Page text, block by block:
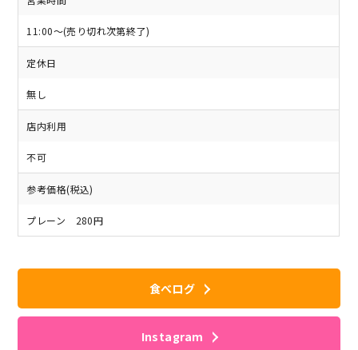
11:00～(売り切れ次第終了)
定休日
無し
店内利用
不可
参考価格(税込)
プレーン 280円
食べログ
Instagram